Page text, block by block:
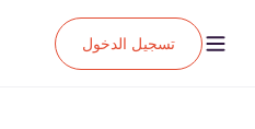
تسجيل الدخول